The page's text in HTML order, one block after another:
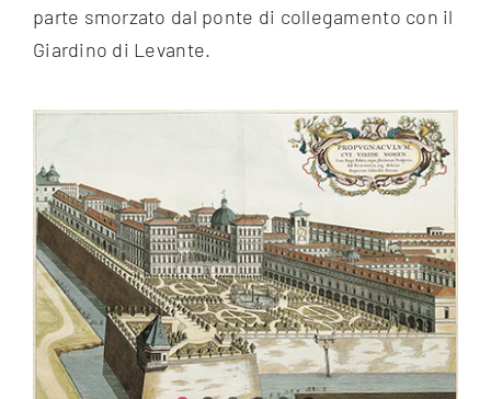
parte smorzato dal ponte di collegamento con il
Giardino di Levante.